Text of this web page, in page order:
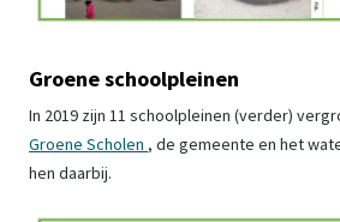
Groene schoolpleinen
In 2019 zijn 11 schoolpleinen (verder)
Groene Scholen , de gemeente en het
hen daarbij.